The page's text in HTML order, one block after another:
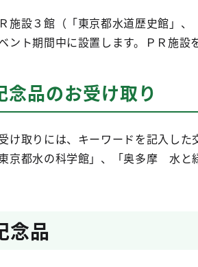
施設３館（「東京都水道歴史館」
ント期間中に設置します。ＰＲ施設
念品のお受け取り
け取りには、キーワードを記入し
京都水の科学館」、「奥多摩 水と
品